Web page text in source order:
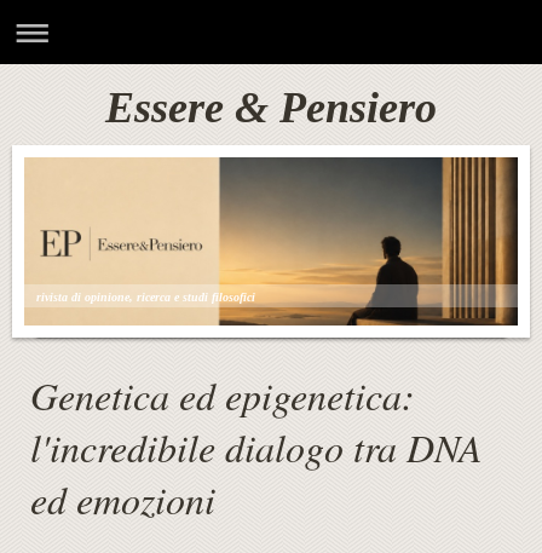
Essere & Pensiero
rivista di opinione, ricerca e studi filosofici
Genetica ed epigenetica:
l'incredibile dialogo tra DNA
ed emozioni